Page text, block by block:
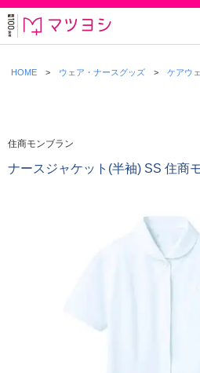
HOME ウェア・ナースグッズ ケアウ
住商モンブラン
ナースジャケット(半袖) SS 住商